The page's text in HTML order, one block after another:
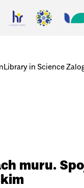
in Science
muru.